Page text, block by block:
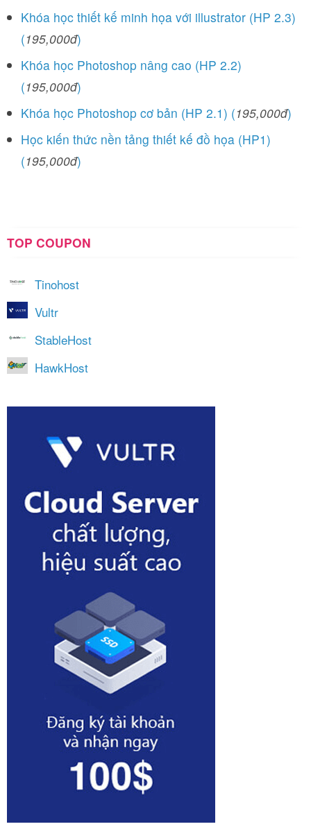
Khóa học thiết kế minh họa với illustrator (HP 2.3)
(195,000đ)
Khóa học Photoshop nâng cao (HP 2.2)
(195,000đ)
Khóa học Photoshop cơ bản (HP 2.1) (195,000đ)
Học kiến thức nền tảng thiết kế đồ họa (HP1)
(195,000đ)
TOP COUPON
Tinohost
Vultr
StableHost
HawkHost